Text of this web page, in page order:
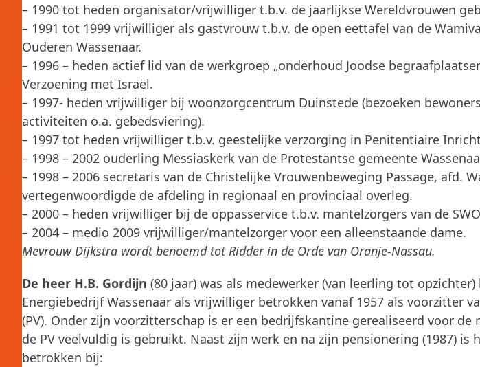
– 1990 tot heden organisator/vrijwilliger t.b.v. de jaarlijkse Wereldvrouwen
– 1991 tot 1999 vrijwilliger als gastvrouw t.b.v. de open eettafel van de
Ouderen Wassenaar.
– 1996 – heden actief lid van de werkgroep „onderhoud Joodse
Verzoening met Israël.
– 1997- heden vrijwilliger bij woonzorgcentrum Duinstede (bezoeken
activiteiten o.a. gebedsviering).
– 1997 tot heden vrijwilliger t.b.v. geestelijke verzorging in Penitentiaire
– 1998 – 2002 ouderling Messiaskerk van de Protestantse gemeente
– 1998 – 2006 secretaris van de Christelijke Vrouwenbeweging Passage, afd.
vertegenwoordigde de afdeling in regionaal en provinciaal overleg.
– 2000 – heden vrijwilliger bij de oppasservice t.b.v. mantelzorgers van de
– 2004 – medio 2009 vrijwilliger/mantelzorger voor een alleenstaande dame.
Mevrouw Dijkstra wordt benoemd tot Ridder in de Orde van Oranje-Nassau.
De heer H.B. Gordijn (80 jaar) was als medewerker (van leerling tot
Energiebedrijf Wassenaar als vrijwilliger betrokken vanaf 1957 als voorzitter
(PV). Onder zijn voorzitterschap is er een bedrijfskantine gerealiseerd voor de
de PV veelvuldig is gebruikt. Naast zijn werk en na zijn pensionering (1987) is
betrokken bij: